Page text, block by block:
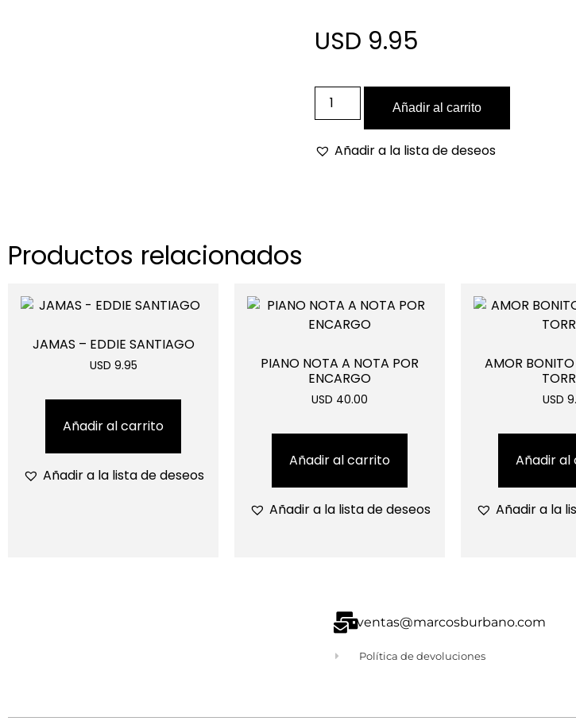
USD 9.95
Añadir al carrito
Añadir a la lista de deseos
Productos relacionados
JAMAS – EDDIE SANTIAGO
USD 9.95
Añadir al carrito
Añadir a la lista de deseos
PIANO NOTA A NOTA POR
ENCARGO
USD 40.00
Añadir al carrito
Añadir a la lista de deseos
AMOR
USD
Añadir
Añadir a la
ventas@marcosburbano.com
Política de devoluciones